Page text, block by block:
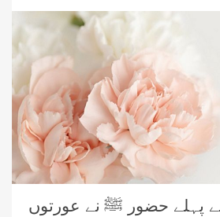
پہلے حضور ﷺ نے عورتوں